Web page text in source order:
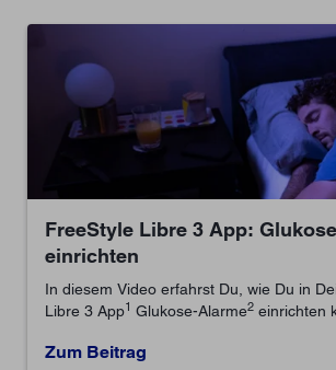
FreeStyle Libre 3 App:
einrichten
In diesem Video erfahrst Du, wie Du in
Libre 3 App1 Glukose-Alarme2 einrichten
Zum Beitrag